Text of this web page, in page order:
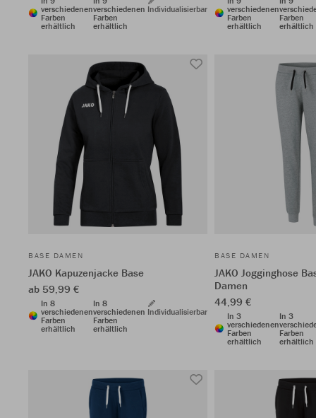
verschiedenen
Farben
erhältlich
verschiedenen
Farben
erhältlich
Individualisierbar
verschiedenen
Farben
erhältlich
Farben
erhältlich
BASE DAMEN
JAKO Kapuzenjacke Base
ab 59,99 €
In 8
verschiedenen
Farben
erhältlich
In 8
verschiedenen
Farben
erhältlich
Individualisierbar
BASE DAMEN
JAKO Jogginghose
Damen
44,99 €
In 3
verschiedenen
Farben
erhältlich
In 3
Farben
erhältlich